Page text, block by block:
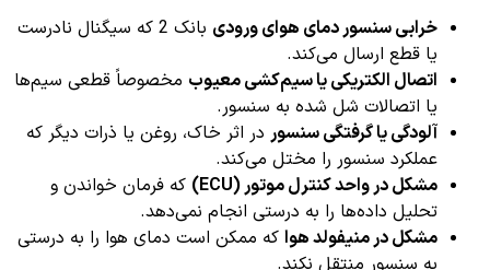
خرابی سنسور دمای هوای ورودی
بانک 2 که سیگنال نادرست
یا قطع ارسال می‌کند.
اتصال الکتریکی یا سیم‌کشی معیوب مخصوصاً قطعی سیم‌ها
یا اتصالات شل شده به سنسور.
آلودگی یا گرفتگی سنسور در اثر خاک، روغن یا ذرات دیگر که
عملکرد سنسور را مختل می‌کند.
مشکل در واحد کنترل موتور (ECU)
که فرمان خواندن و
تحلیل داده‌ها را به درستی انجام نمی‌دهد.
مشکل در منیفولد هوا که ممکن است دمای هوا را به درستی
به سنسور منتقل نکند.